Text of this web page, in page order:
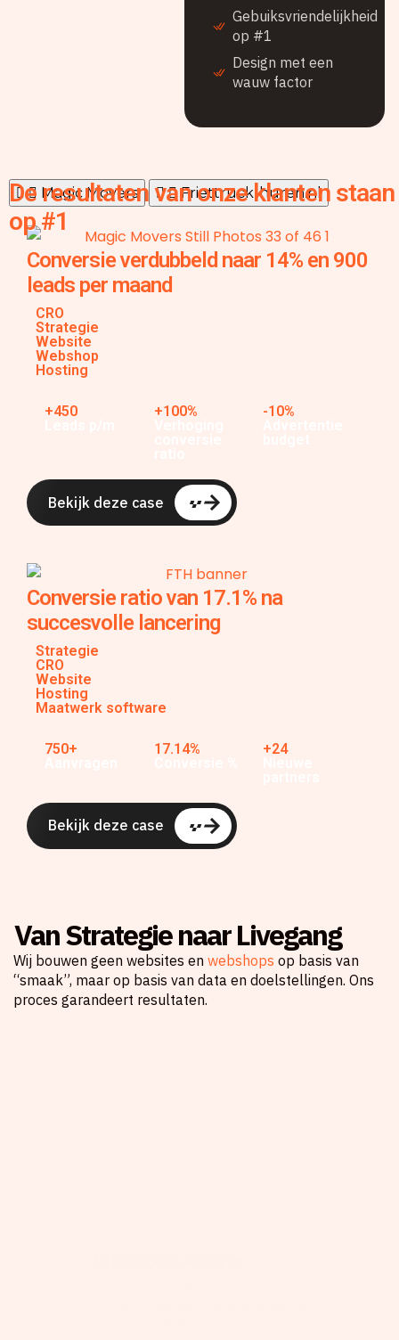
Gebuiksvriendelijkheid
op #1
Design met een
wauw factor
De resultaten van onze klanten staan
op #1
Magic Movers Friettruck-huren.nl
Conversie verdubbeld naar 14% en 900
leads per maand
CRO
Strategie
Website
Webshop
Hosting
+450
+100%
-10%
Bekijk deze case
Conversie ratio van 17.1% na
succesvolle lancering
Strategie
CRO
Website
Hosting
Maatwerk software
750+
17.14%
+24
Bekijk deze case
Van Strategie naar Livegang
Wij bouwen geen websites en webshops op basis van
“smaak”, maar op basis van data en doelstellingen. Ons
proces garandeert resultaten.